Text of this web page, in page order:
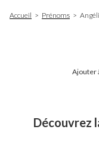
d'Ariane
Accueil Prénoms
Ajouter
Découvrez